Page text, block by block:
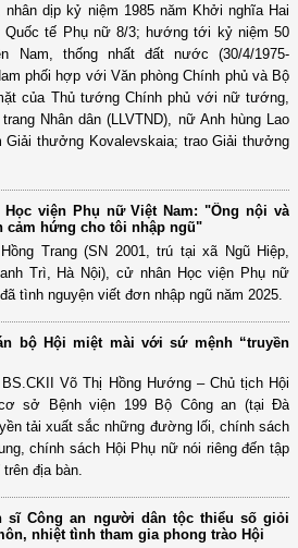
nhân dịp kỷ niệm 1985 năm Khởi nghĩa Hai
Quốc tế Phụ nữ 8/3; hướng tới kỷ niệm 50
Nam, thống nhất đất nước (30/4/1975-
phối hợp với Văn phòng Chính phủ và Bộ
của Thủ tướng Chính phủ với nữ tướng,
Nhân dân (LLVTND), nữ Anh hùng Lao
Giải thưởng Kovalevskaia; trao Giải thưởng
Học viện Phụ nữ Việt Nam: "Ông nội và
cảm hứng cho tôi nhập ngũ"
Trang (SN 2001, trú tại xã Ngũ Hiệp,
Trì, Hà Nội), cử nhân Học viện Phụ nữ
tình nguyện viết đơn nhập ngũ năm 2025.
bộ Hội miệt mài với sứ mệnh “truyền
Võ Thị Hồng Hướng – Chủ tịch Hội
sở Bệnh viện 199 Bộ Công an (tại Đà
tải xuất sắc những đường lối, chính sách
chính sách Hội Phụ nữ nói riêng đến tập
địa bàn.
sĩ Công an người dân tộc thiểu số giỏi
nhiệt tình tham gia phong trào Hội